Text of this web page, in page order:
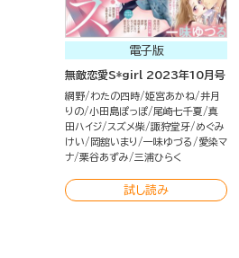
電子版
無敵恋愛S*girl 2023年10月号
網野 わたの四時 姫宮あかね
井月
りの 小田島ぽっぽ 尾崎七千夏
真
田ハイジ
スズメ柴 諏狩堂牙
めぐみ
けい
岡舘いまり 一味ゆづる
愛染マ
ナ 栗谷あずみ 三浦ひらく
試し読み